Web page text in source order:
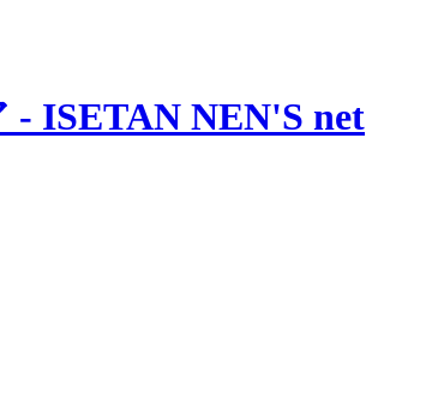
ISETAN NEN'S net